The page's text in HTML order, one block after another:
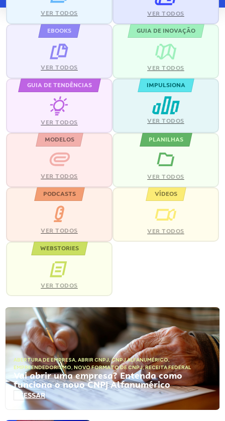
VER TODOS VER TODOS
EBOOKS
VER TODOS
GUIA DE INOVAÇÃO
VER TODOS
GUIA DE TENDÊNCIAS
VER TODOS
IMPULSIONA
VER TODOS
MODELOS
VER TODOS
PLANILHAS
VER TODOS
PODCASTS
VER TODOS
VÍDEOS
VER TODOS
WEBSTORIES
VER TODOS
ABERTURA DE EMPRESA, ABRIR CNPJ,CNPJ ALFANUMÉRICO,
EMPREENDEDORISMO, NOVO FORMATO DE CNPJ,RECEITA FEDERAL
Vai abrir uma empresa? Entenda como
funciona o novo CNPJ Alfanumérico
ACESSAR